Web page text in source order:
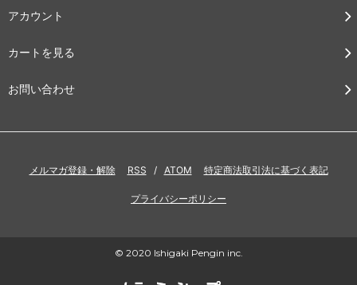
アカウント
カートを見る
お問い合わせ
メルマガ登録・解除 RSS / ATOM 特定商法取引法に基づく表記
プライバシーポリシー
© 2020 Ishigaki Pengin inc.